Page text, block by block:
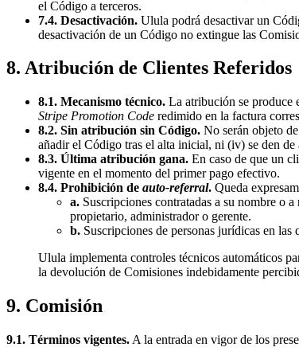
el Código a terceros.
7.4. Desactivación. Ulula podrá desactivar un
desactivación de un Código no extingue las
8. Atribución de Clientes Referidos
8.1. Mecanismo técnico. La atribución se produce
Stripe Promotion Code redimido en la factura
8.2. Sin atribución sin Código. No serán objeto
añadir el Código tras el alta inicial, ni (iv) se den
8.3. Última atribución gana. En caso de que un
vigente en el momento del primer pago efectivo.
8.4. Prohibición de auto-referral. Queda
a. Suscripciones contratadas a su nombre o
propietario, administrador o gerente.
b. Suscripciones de personas jurídicas en
Ulula implementa controles técnicos automáticos
la devolución de Comisiones indebidamente
9. Comisión
9.1. Términos vigentes. A la entrada en vigor de los